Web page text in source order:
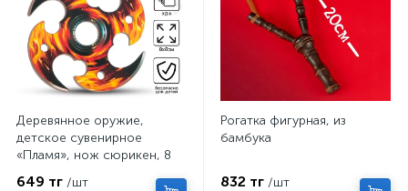
Деревянное оружие,
детское сувенирное
«Пламя», нож сюрикен, 8
649 тг /шт
Рогатка фигурная, из
бамбука
832 тг /шт